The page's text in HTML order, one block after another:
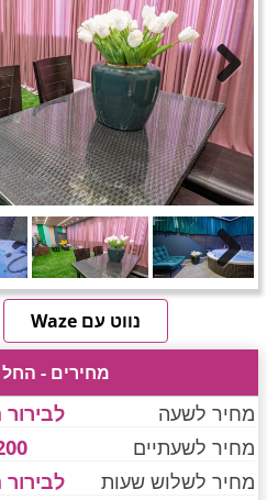
חדרים לפי שעה באזור ירושלים
חדרים לפי שעה באזור השפלה
חדרים לפי שעה בהשרון
חדרים לפי שעה בנגב
חדרים לפי שעה בגליל עליון
חדרים לפי שעה בחוף הכרמל
טוען Next
Next
נווט עם Waze
מחירים - החל מ
מחיר לשעה
מחיר לשעתיים
₪
מחיר לשלוש שעות